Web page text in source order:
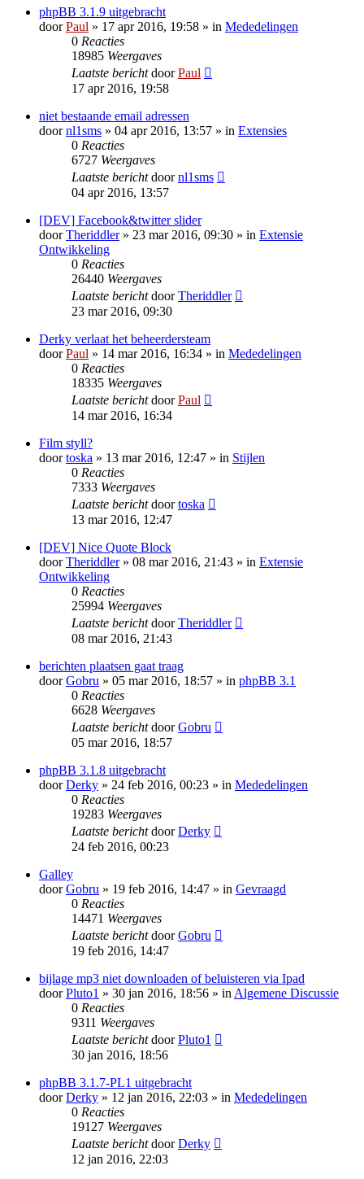
phpBB 3.1.9 uitgebracht
doorPaul » 17 apr 2016, 19:58 » in Mededelingen
0 Reacties
18985 Weergaves
Laatste berichtdoorPaul
17 apr 2016, 19:58
niet bestaande email adressen
doornl1sms » 04 apr 2016, 13:57 » in Extensies
0 Reacties
6727 Weergaves
Laatste berichtdoornl1sms
04 apr 2016, 13:57
[DEV] Facebook&twitter slider
doorTheriddler» 23 mar 2016, 09:30 » in Extensie
Ontwikkeling
0 Reacties
26440 Weergaves
Laatste berichtdoorTheriddler
23 mar 2016, 09:30
Derky verlaat het beheerdersteam
doorPaul » 14 mar 2016, 16:34 » in Mededelingen
0 Reacties
18335 Weergaves
Laatste berichtdoorPaul
14 mar 2016, 16:34
Film styll?
doortoska » 13 mar 2016, 12:47 » in Stijlen
0 Reacties
7333 Weergaves
Laatste berichtdoortoska
13 mar 2016, 12:47
[DEV] Nice Quote Block
doorTheriddler» 08 mar 2016, 21:43 » in Extensie
Ontwikkeling
0 Reacties
25994 Weergaves
Laatste berichtdoorTheriddler
08 mar 2016, 21:43
berichten plaatsen gaat traag
doorGobru » 05 mar 2016, 18:57 » in phpBB 3.1
0 Reacties
6628 Weergaves
Laatste berichtdoorGobru
05 mar 2016, 18:57
phpBB 3.1.8 uitgebracht
doorDerky » 24 feb 2016, 00:23 » in Mededelingen
0 Reacties
19283 Weergaves
Laatste berichtdoorDerky
24 feb 2016, 00:23
Galley
doorGobru » 19 feb 2016, 14:47 » in Gevraagd
0 Reacties
14471 Weergaves
Laatste berichtdoorGobru
19 feb 2016, 14:47
bijlage mp3 niet downloaden of beluisteren via Ipad
doorPluto1 » 30 jan 2016, 18:56 » inAlgemene Discussie
0 Reacties
9311 Weergaves
Laatste berichtdoorPluto1
30 jan 2016, 18:56
phpBB 3.1.7-PL1 uitgebracht
doorDerky » 12 jan 2016, 22:03 » in Mededelingen
0 Reacties
19127 Weergaves
Laatste berichtdoorDerky
12 jan 2016, 22:03